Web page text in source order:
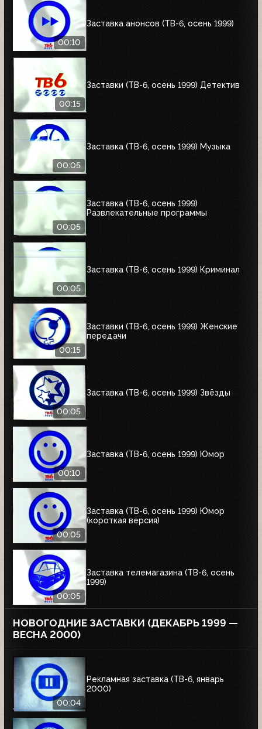
00:10
Заставка анонсов (ТВ-6, осень 1999)
00:15
Заставки (ТВ-6, осень 1999) Детектив
00:05
Заставка (ТВ-6, осень 1999) Музыка
00:05
Заставка (ТВ-6, осень 1999)
Развлекательные программы
00:05
Заставка (ТВ-6, осень 1999) Криминал
00:15
Заставки (ТВ-6, осень 1999) Женские
передачи
00:05
Заставка (ТВ-6, осень 1999) Звёзды
00:10
Заставка (ТВ-6, осень 1999) Юмор
00:05
Заставка (ТВ-6, осень 1999) Юмор
(короткая версия)
00:05
Заставка телемагазина (ТВ-6, осень
1999)
НОВОГОДНИЕ ЗАСТАВКИ (ДЕКАБРЬ 1999 —
ВЕСНА 2000)
00:04
Рекламная заставка (ТВ-6, январь
2000)